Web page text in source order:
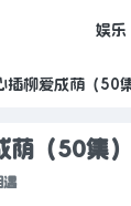
娱乐
插柳爱成荫（50
荫（50集
遇